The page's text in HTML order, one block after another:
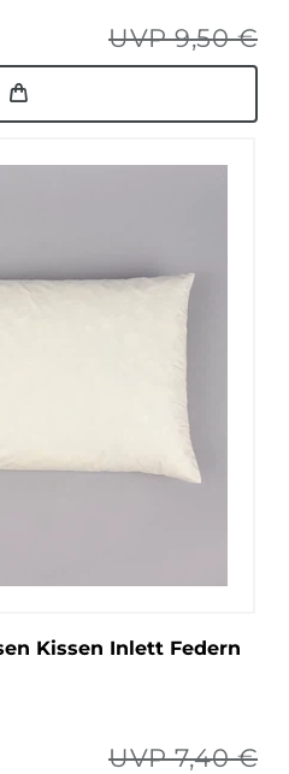
UVP 9,50 €
Kissen Inlett Federn
UVP 7,40 €